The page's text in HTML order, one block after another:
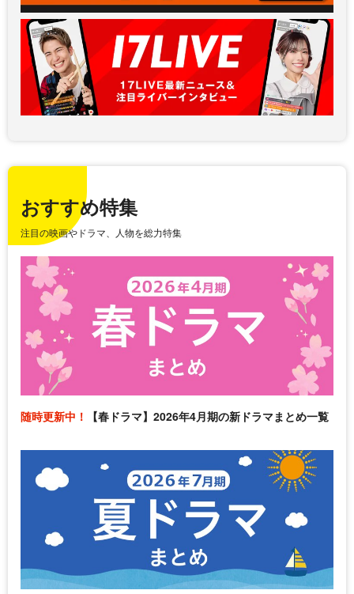
おすすめ特集
注目の映画やドラマ、人物を総力特集
随時更新中！ 【春ドラマ】2026年4月期の新ドラマまとめ一覧